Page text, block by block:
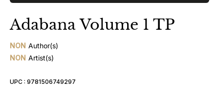
Adabana Volume 1 TP
NON Author(s)
NON Artist(s)
UPC : 9781506749297